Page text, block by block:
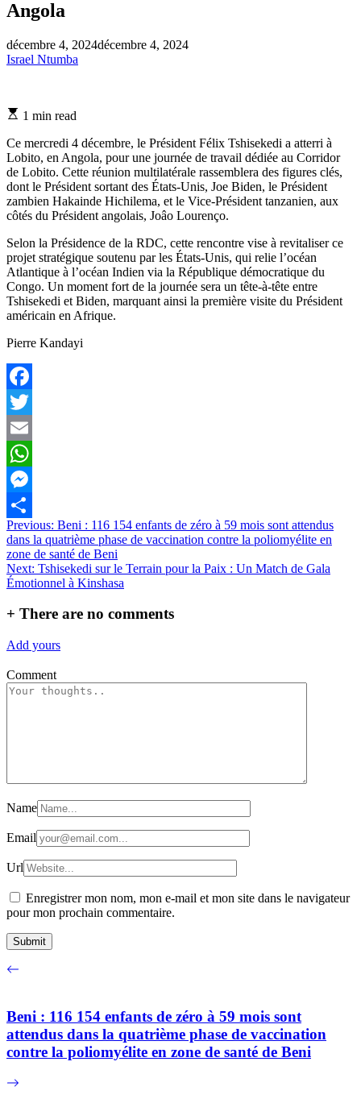
Angola
décembre 4, 2024décembre 4, 2024
Israel Ntumba
Estimated
time
1 min read
Ce mercredi 4 décembre, le Président Félix Tshisekedi a atterri à
Lobito, en Angola, pour une journée de travail dédiée au Corridor
de Lobito. Cette réunion multilatérale rassemblera des figures clés,
dont le Président sortant des États-Unis, Joe Biden, le Président
zambien Hakainde Hichilema, et le Vice-Président tanzanien, aux
côtés du Président angolais, Joâo Lourenço.
Selon la Présidence de la RDC, cette rencontre vise à revitaliser ce
projet stratégique soutenu par les États-Unis, qui relie l’océan
Atlantique à l’océan Indien via la République démocratique du
Congo. Un moment fort de la journée sera un tête-à-tête entre
Tshisekedi et Biden, marquant ainsi la première visite du Président
américain en Afrique.
Pierre Kandayi
Facebook
Twitter
Email
WhatsApp
Messenger
Partager
Navigation
de
l’article
Previous: Beni : 116 154 enfants de zéro à 59 mois sont attendus
dans la quatrième phase de vaccination contre la poliomyélite en
zone de santé de Beni
Next: Tshisekedi sur le Terrain pour la Paix : Un Match de Gala
Émotionnel à Kinshasa
+ There are no comments
Add yours
Comment
Name
Email
Url
Enregistrer mon nom, mon e-mail et mon site dans le navigateur
pour mon prochain commentaire.
Beni : 116 154 enfants de zéro à 59 mois sont
attendus dans la quatrième phase de vaccination
contre la poliomyélite en zone de santé de Beni